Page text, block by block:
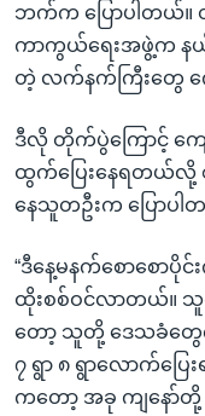
ဘက်က ပြောပါတယ်။
ကာကွယ်ရေးအဖွဲ့က နယ်မ
တဲ့ လက်နက်ကြီးတွေ က
ဒီလို တိုက်ပွဲကြောင့် ကျေ
ထွက်ပြေးနေရတယ်လို့
နေသူတဦးက ပြောပါ
“ဒီနေ့မနက်စောစော
ထိုးစစ်ဝင်လာတယ်။ သူ
တော့ သူတို့ ဒေသခံတွေက
၇ ရွာ ၈ ရွာလောက်ပြ
ကတော့ အခု ကျနော်တို့